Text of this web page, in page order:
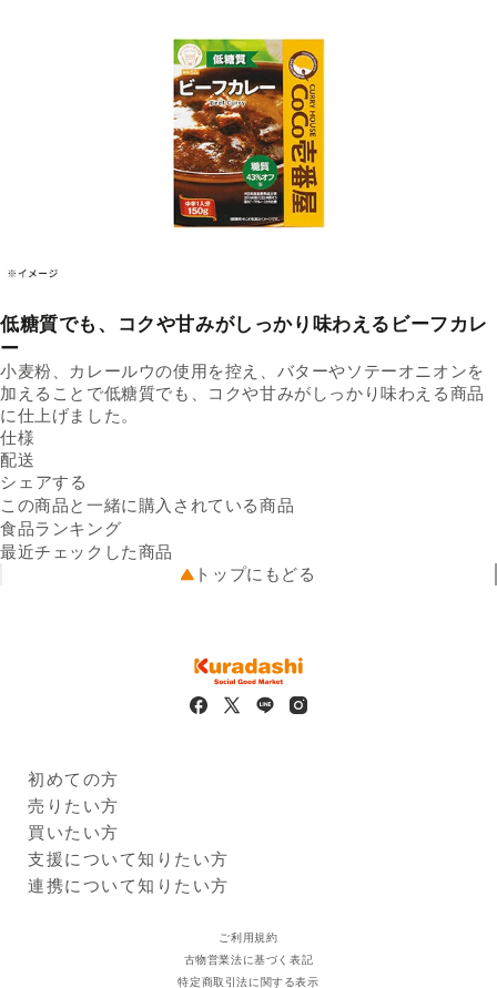
低糖質でも、コクや甘みがしっかり味わえるビーフカレ
ー
小麦粉、カレールウの使用を控え、バターやソテーオニオンを
加えることで低糖質でも、コクや甘みがしっかり味わえる商品
に仕上げました。
仕様
内容量
す
原材料名
ソテーオニオン、カレーパウ
ス、脱脂粉乳、でんぷん、ガ
ーリックパウダー／増粘剤
（加工デンプン）、調味料
栄養成分
常温
出荷日より360日
配送
送料
可能性があります。
出荷元
配送業者
青森県、岩手県、宮城県、秋
県、新潟県、富山県、石川
県、福井県、山梨県、長野
県、岐阜県、静岡県、愛知
シェアする
この商品と一緒に購入されている商品
食品ランキング
最近チェックした商品
トップにもどる
初めての方
Kuradashiとは
ご利用ガイド
売りたい方
クラダシに出品する
出品企業
買いたい方
商品一覧
ログイン・新規登録
支援について知りたい方
支援レポート
連携について知りたい方
ご利用規約
古物営業法に基づく表記
特定商取引法に関する表示